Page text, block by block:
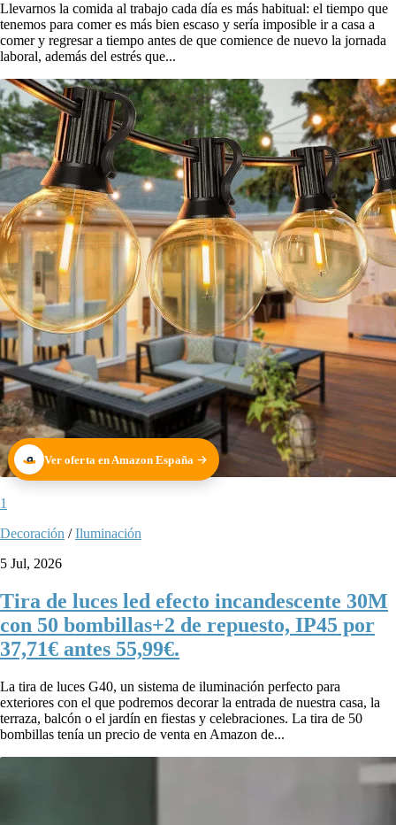
Llevarnos la comida al trabajo cada día es más habitual: el tiempo que
tenemos para comer es más bien escaso y sería imposible ir a casa a
comer y regresar a tiempo antes de que comience de nuevo la jornada
laboral, además del estrés que...
Ver oferta en Amazon España
1
Decoración /Iluminación
5 Jul, 2026
Tira de luces led efecto incandescente 30M
con 50 bombillas+2 de repuesto, IP45 por
37,71€ antes 55,99€.
La tira de luces G40, un sistema de iluminación perfecto para
exteriores con el que podremos decorar la entrada de nuestra casa, la
terraza, balcón o el jardín en fiestas y celebraciones. La tira de 50
bombillas tenía un precio de venta en Amazon de...